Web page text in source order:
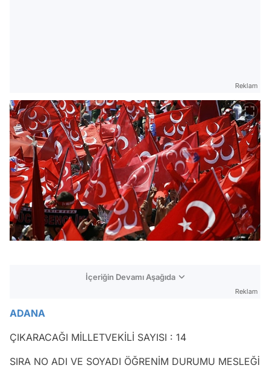
Reklam
İçeriğin Devamı Aşağıda
Reklam
ADANA
ÇIKARACAĞI MİLLETVEKİLİ SAYISI : 14
SIRA NO ADI VE SOYADI ÖĞRENİM DURUMU MESLEĞİ